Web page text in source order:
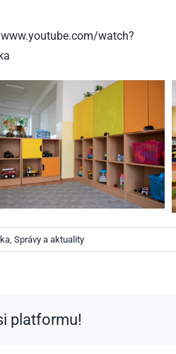
watch?
, Správy a aktuality
platformu!